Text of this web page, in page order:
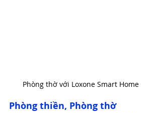
Phòng thờ với Loxone Smart Home
Phòng thiền, Phòng thờ